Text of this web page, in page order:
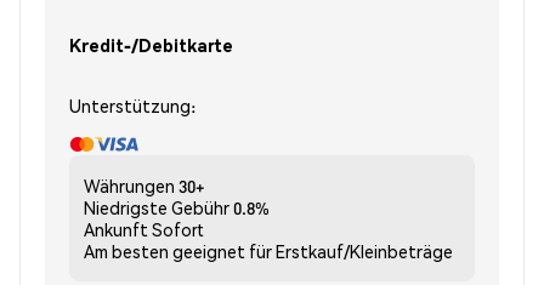
Kredit-/Debitkarte
Unterstützung:
Währungen 30+
Niedrigste Gebühr0.8%
Ankunft Sofort
Am besten geeignet fürErstkauf/Kleinbeträge